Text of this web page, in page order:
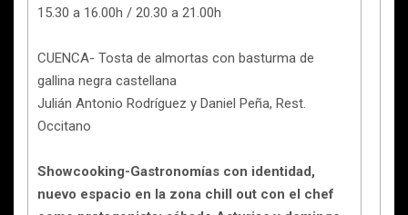
15.30 a 16.00h / 20.30 a 21.00h
CUENCA- Tosta de almortas con basturma de
gallina negra castellana
Julián Antonio Rodríguez y Daniel Peña, Rest.
Occitano
Showcooking-Gastronomías con identidad,
nuevo espacio en la zona chill out con el chef